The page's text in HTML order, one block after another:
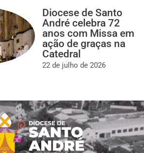
Diocese de Santo
André celebra 72
anos com Missa em
ação de graças na
Catedral
22 de julho de 2026